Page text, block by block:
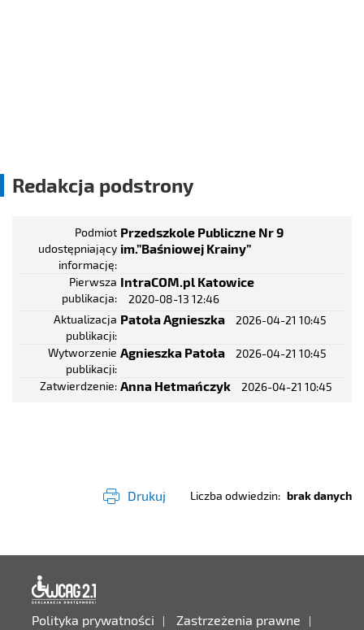
Redakcja podstrony
Podmiot
udostępniający
informację
Przedszkole Publiczne Nr 9
im.”Baśniowej Krainy”
Pierwsza
publikacja
IntraCOM.pl Katowice
2020-08-13 12:46
Aktualizacja
publikacji
Patoła Agnieszka 2026-04-21 10:45
Wytworzenie
publikacji
Agnieszka Patoła 2026-04-21 10:45
Zatwierdzenie Anna Hetmańczyk 2026-04-21 10:45
Drukuj Liczba odwiedzin brak danych
Polityka prywatności Zastrzeżenia prawne